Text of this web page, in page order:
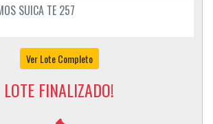
SUICA TE 257
Ver Lote Completo
LOTE FINALIZADO!